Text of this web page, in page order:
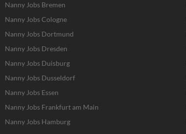
Nanny Jobs Bremen
Nanny Jobs Cologne
Nanny Jobs Dortmund
Nanny Jobs Dresden
Nanny Jobs Duisburg
Nanny Jobs Dusseldorf
Nanny Jobs Essen
Nanny Jobs Frankfurt am Main
Nanny Jobs Hamburg